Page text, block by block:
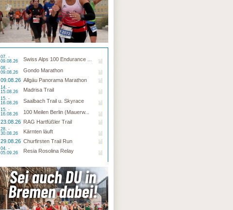
07. -
09.08.26
Swiss Alps 100 Endurance ...
08. -
09.08.26
Gondo Marathon
09.08.26 Allgäu Panorama Marathon
14. -
15.08.26
Madrisa Trail
15. -
16.08.26
Saalbach Trail u. Skyrace
15. -
16.08.26
100 Meilen Berlin (Mauerw...
23.08.26 RAG Hartfüßler Trail
28. -
30.08.26
Kärnten läuft
29.08.26 Churfirsten Trail Run
04. -
05.09.26
Resia Rosolina Relay